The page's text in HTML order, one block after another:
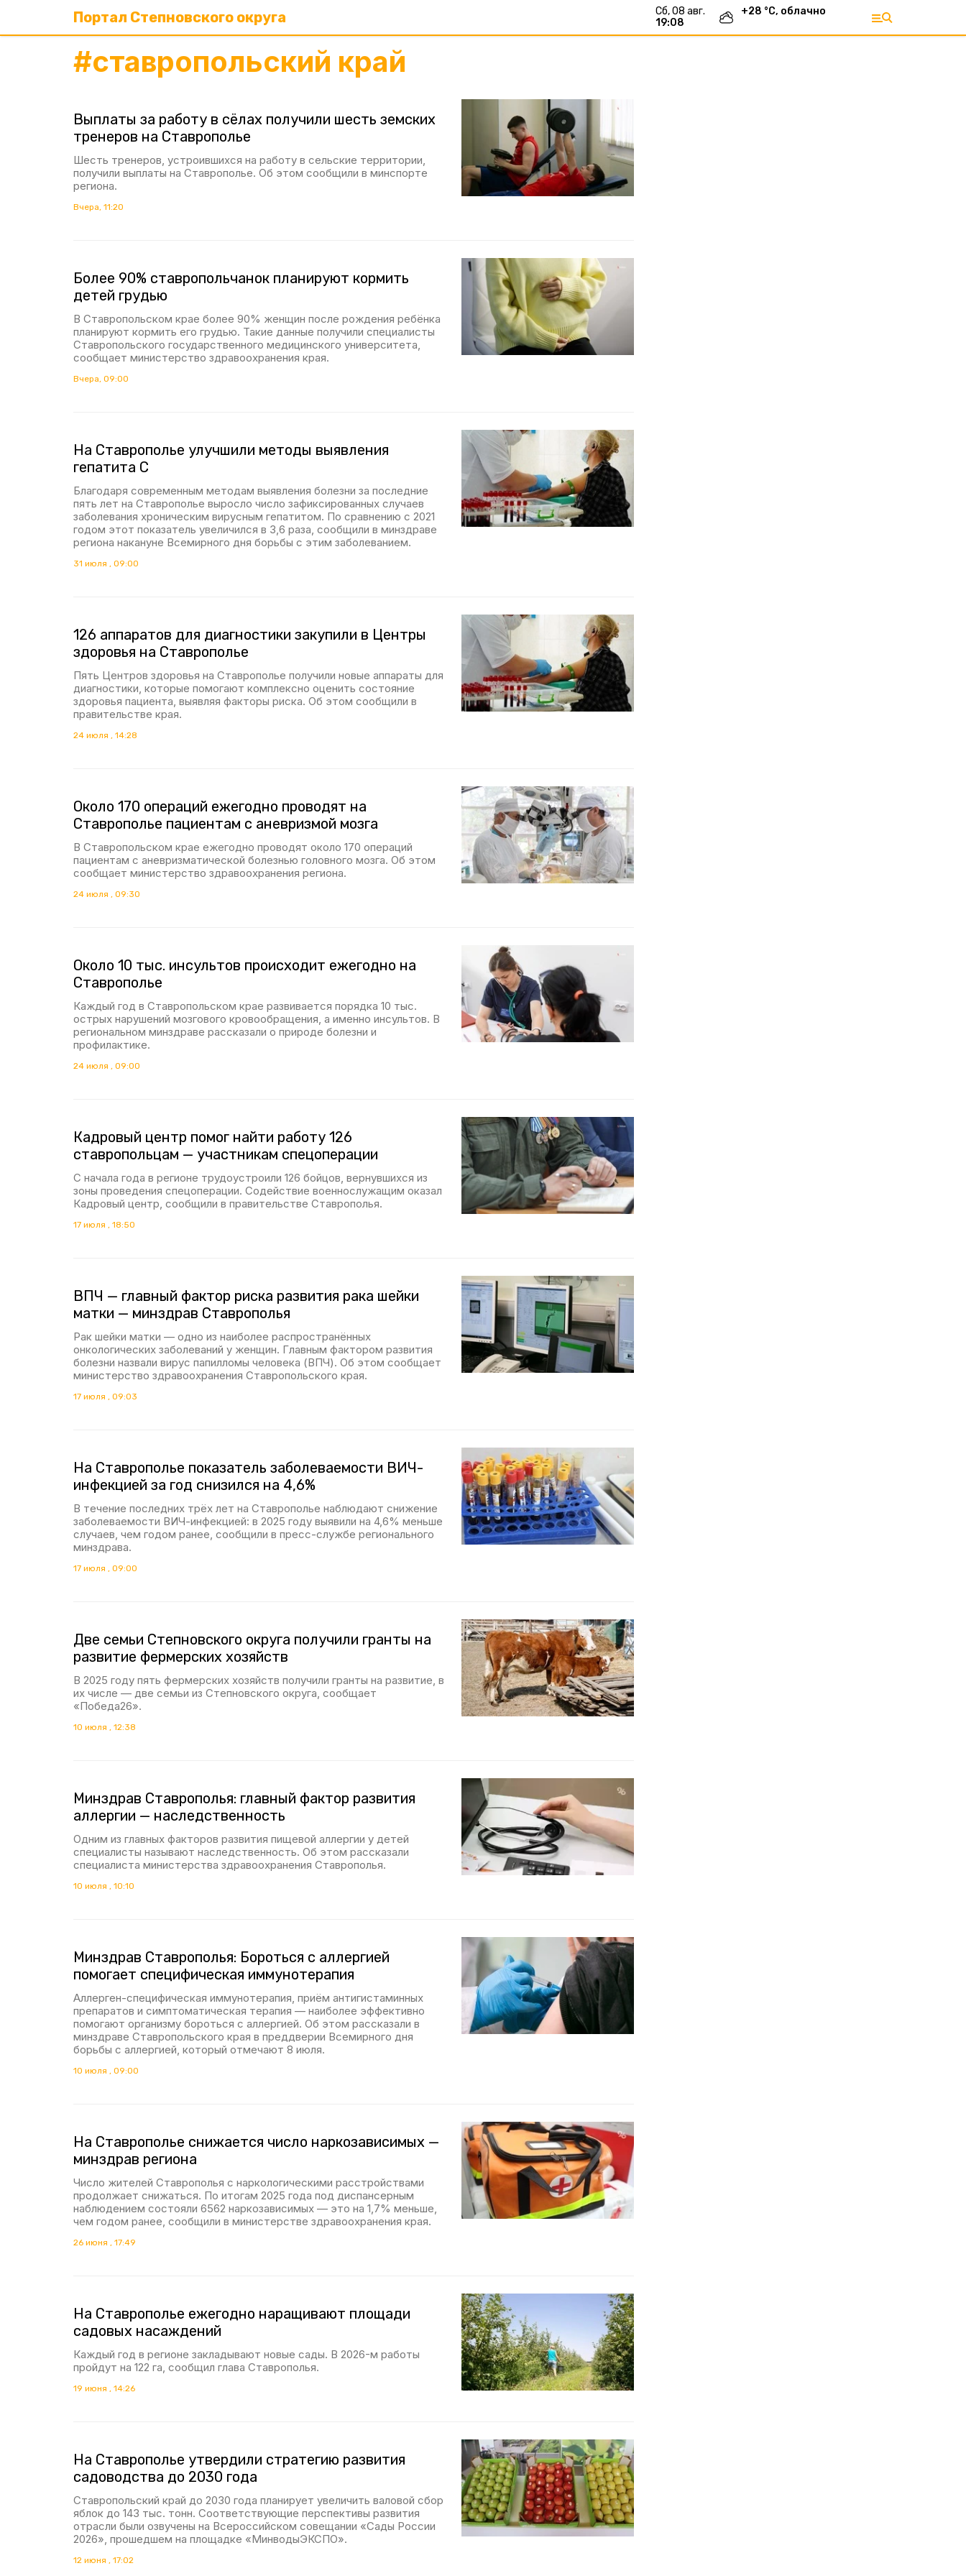
Портал Степновского округа
сб, 08 авг.
19:08
+28 °С, облачно
#ставропольский край
Выплаты за работу в сёлах получили шесть земских
тренеров на Ставрополье
Шесть тренеров, устроившихся на работу в сельские территории,
получили выплаты на Ставрополье. Об этом сообщили в минспорте
региона.
Вчера, 11:20
Более 90% ставропольчанок планируют кормить
детей грудью
В Ставропольском крае более 90% женщин после рождения ребёнка
планируют кормить его грудью. Такие данные получили специалисты
Ставропольского государственного медицинского университета,
сообщает министерство здравоохранения края.
Вчера, 09:00
На Ставрополье улучшили методы выявления
гепатита C
Благодаря современным методам выявления болезни за последние
пять лет на Ставрополье выросло число зафиксированных случаев
заболевания хроническим вирусным гепатитом. По сравнению с 2021
годом этот показатель увеличился в 3,6 раза, сообщили в минздраве
региона накануне Всемирного дня борьбы с этим заболеванием.
31 июля , 09:00
126 аппаратов для диагностики закупили в Центры
здоровья на Ставрополье
Пять Центров здоровья на Ставрополье получили новые аппараты для
диагностики, которые помогают комплексно оценить состояние
здоровья пациента, выявляя факторы риска. Об этом сообщили в
правительстве края.
24 июля , 14:28
Около 170 операций ежегодно проводят на
Ставрополье пациентам с аневризмой мозга
В Ставропольском крае ежегодно проводят около 170 операций
пациентам с аневризматической болезнью головного мозга. Об этом
сообщает министерство здравоохранения региона.
24 июля , 09:30
Около 10 тыс. инсультов происходит ежегодно на
Ставрополье
Каждый год в Ставропольском крае развивается порядка 10 тыс.
острых нарушений мозгового кровообращения, а именно инсультов. В
региональном минздраве рассказали о природе болезни и
профилактике.
24 июля , 09:00
Кадровый центр помог найти работу 126
ставропольцам — участникам спецоперации
С начала года в регионе трудоустроили 126 бойцов, вернувшихся из
зоны проведения спецоперации. Содействие военнослужащим оказал
Кадровый центр, сообщили в правительстве Ставрополья.
17 июля , 18:50
ВПЧ — главный фактор риска развития рака шейки
матки — минздрав Ставрополья
Рак шейки матки — одно из наиболее распространённых
онкологических заболеваний у женщин. Главным фактором развития
болезни назвали вирус папилломы человека (ВПЧ). Об этом сообщает
министерство здравоохранения Ставропольского края.
17 июля , 09:03
На Ставрополье показатель заболеваемости ВИЧ-
инфекцией за год снизился на 4,6%
В течение последних трёх лет на Ставрополье наблюдают снижение
заболеваемости ВИЧ-инфекцией: в 2025 году выявили на 4,6% меньше
случаев, чем годом ранее, сообщили в пресс-службе регионального
минздрава.
17 июля , 09:00
Две семьи Степновского округа получили гранты на
развитие фермерских хозяйств
В 2025 году пять фермерских хозяйств получили гранты на развитие, в
их числе — две семьи из Степновского округа, сообщает
«Победа26».
10 июля , 12:38
Минздрав Ставрополья: главный фактор развития
аллергии — наследственность
Одним из главных факторов развития пищевой аллергии у детей
специалисты называют наследственность. Об этом рассказали
специалиста министерства здравоохранения Ставрополья.
10 июля , 10:10
Минздрав Ставрополья: Бороться с аллергией
помогает специфическая иммунотерапия
Аллерген-специфическая иммунотерапия, приём антигистаминных
препаратов и симптоматическая терапия — наиболее эффективно
помогают организму бороться с аллергией. Об этом рассказали в
минздраве Ставропольского края в преддверии Всемирного дня
борьбы с аллергией, который отмечают 8 июля.
10 июля , 09:00
На Ставрополье снижается число наркозависимых —
минздрав региона
Число жителей Ставрополья с наркологическими расстройствами
продолжает снижаться. По итогам 2025 года под диспансерным
наблюдением состояли 6562 наркозависимых — это на 1,7% меньше,
чем годом ранее, сообщили в министерстве здравоохранения края.
26 июня , 17:49
На Ставрополье ежегодно наращивают площади
садовых насаждений
Каждый год в регионе закладывают новые сады. В 2026-м работы
пройдут на 122 га, сообщил глава Ставрополья.
19 июня , 14:26
На Ставрополье утвердили стратегию развития
садоводства до 2030 года
Ставропольский край до 2030 года планирует увеличить валовой сбор
яблок до 143 тыс. тонн. Соответствующие перспективы развития
отрасли были озвучены на Всероссийском совещании «Сады России
2026», прошедшем на площадке «МинводыЭКСПО».
12 июня , 17:02